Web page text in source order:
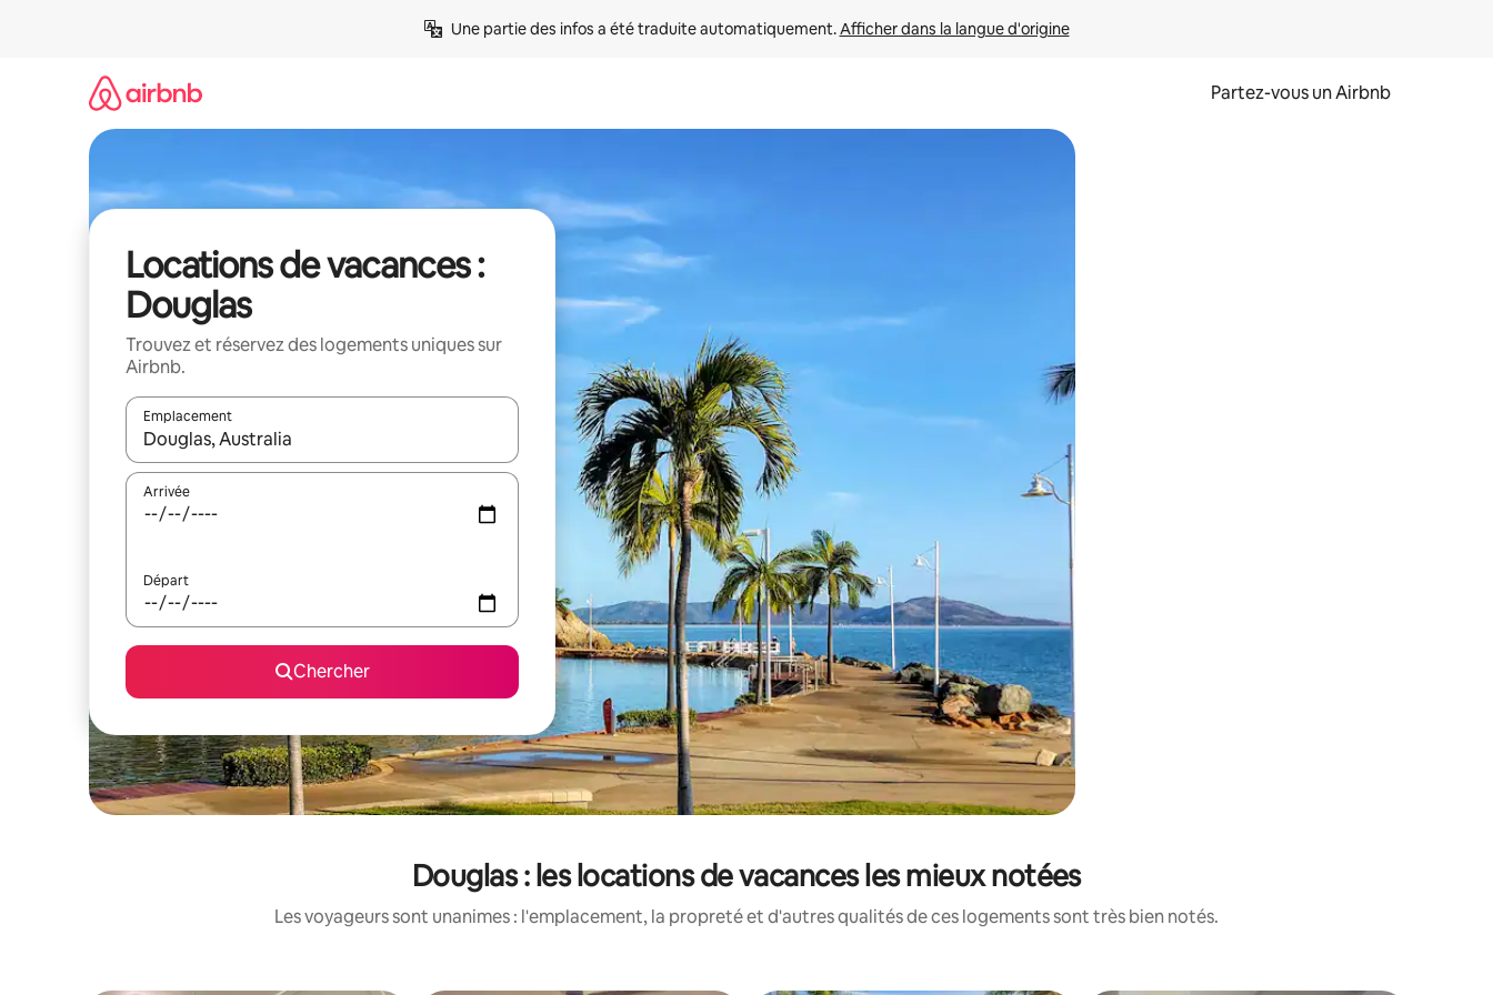
Une partie des infos a été traduite automatiquement. Afficher dans la langue d'origine
Partez-vous un Airbnb
Locations de vacances :
Douglas
Trouvez et réservez des logements uniques sur
Airbnb.
Emplacement
Quand les résultats sont affichés, parcourez-les en utilisant les flèches vers le haut et vers le bas, ou en appuyant dessus et en les faisant glisser.
Arrivée
Départ
Chercher
Douglas : les locations de vacances les mieux notées
Les voyageurs sont unanimes : l'emplacement, la propreté et d'autres qualités de ces logements sont très bien notés.